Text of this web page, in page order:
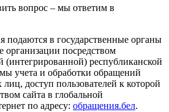
вопрос – мы ответим в
подаются в государственные органы
организации посредством
(интегрированной) республиканской
учета и обработки обращений
доступ пользователей к которой
сайта в глобальной
по адресу: обращения.бел.